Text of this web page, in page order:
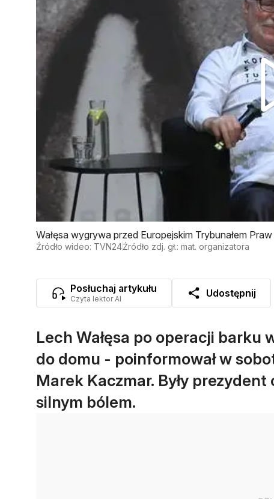
Wałęsa wygrywa przed Europejskim Trybunałem
że prawda zaczyna zwyciężać
Źródło wideo: TVN24Źródło zdj. gł.: mat. organizatora
Posłuchaj artykułu
Czyta lektor AI Udostępnij
Lech Wałęsa po operacji barku
do domu - poinformował w
Marek Kaczmar. Były prezydent
silnym bólem.